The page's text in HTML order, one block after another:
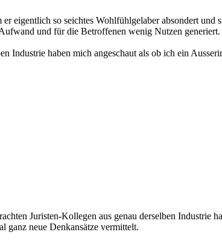
eigentlich so seichtes Wohlfühlgelaber absondert und
und für die Betroffenen wenig Nutzen generiert.
Industrie haben mich angeschaut als ob ich ein
Juristen-Kollegen aus genau derselben Industrie
ganz neue Denkansätze vermittelt.